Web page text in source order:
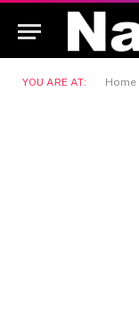
YOU ARE AT: Home